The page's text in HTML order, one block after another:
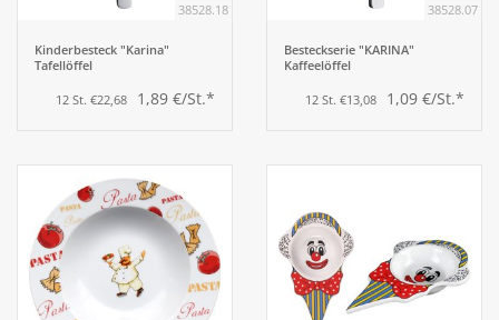
38528.18
Kinderbesteck "Karina"
Tafellöffel
12 St. €22,68 1,89 €/St.*
38528.07
Besteckserie "KARINA"
Kaffeelöffel
12 St. €13,08 1,09 €/St.*